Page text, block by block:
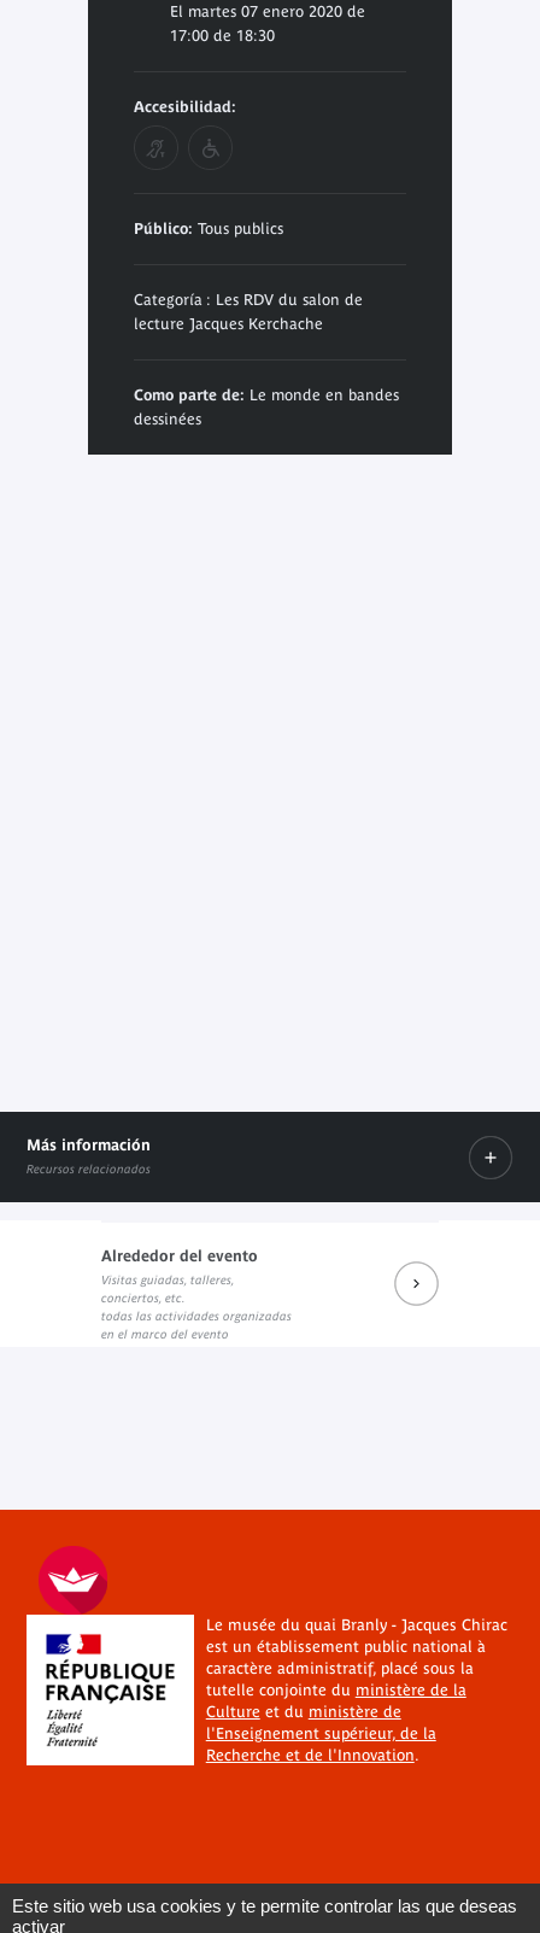
El martes 07 enero 2020 de
17:00 de 18:30
Accesibilidad:
Público: Tous publics
Categoría : Les RDV du salon de
lecture Jacques Kerchache
Como parte de: Le monde en bandes
dessinées
Más información
Recursos relacionados
Le livre sur le site de l'éditeur
Enlace externo
Le site de Laetitia Bianchi
Alrededor del evento
Visitas guiadas, talleres,
conciertos, etc.
todas las actividades organizadas
en el marco del evento
Le musée du quai Branly - Jacques Chirac
est un établissement public national à
caractère administratif, placé sous la
tutelle conjointe du ministère de la
Cultureet du ministère de
l'Enseignement supérieur, de la
Recherche et de l'Innovation.
Este sitio web usa cookies y te permite controlar las que deseas
activar